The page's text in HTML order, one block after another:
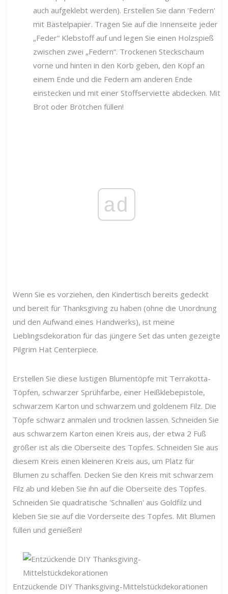
auch aufgeklebt werden). Erstellen Sie dann 'Federn'
mit Bastelpapier. Tragen Sie auf die Innenseite jeder
„Feder“ Klebstoff auf und legen Sie einen Holzspieß
zwischen zwei „Federn“. Trockenen Steckschaum
vorne und hinten in den Korb geben, den Kopf an
einem Ende und die Federn am anderen Ende
einstecken und mit einer Stoffserviette abdecken. Mit
Brot oder Brötchen füllen!
ad
Wenn Sie es vorziehen, den Kindertisch bereits gedeckt
und bereit für Thanksgiving zu haben (ohne die Unordnung
und den Aufwand eines Handwerks), ist meine
Lieblingsdekoration für das jüngere Set das unten gezeigte
Pilgrim Hat Centerpiece.
Erstellen Sie diese lustigen Blumentöpfe mit Terrakotta-
Töpfen, schwarzer Sprühfarbe, einer Heißklebepistole,
schwarzem Karton und schwarzem und goldenem Filz. Die
Töpfe schwarz anmalen und trocknen lassen. Schneiden Sie
aus schwarzem Karton einen Kreis aus, der etwa 2 Fuß
größer ist als die Oberseite des Topfes. Schneiden Sie aus
diesem Kreis einen kleineren Kreis aus, um Platz für
Blumen zu schaffen. Decken Sie den Kreis mit schwarzem
Filz ab und kleben Sie ihn auf die Oberseite des Topfes.
Schneiden Sie quadratische 'Schnallen' aus Goldfilz und
kleben Sie sie auf die Vorderseite des Topfes. Mit Blumen
füllen und genießen!
Entzückende DIY Thanksgiving-Mittelstückdekorationen